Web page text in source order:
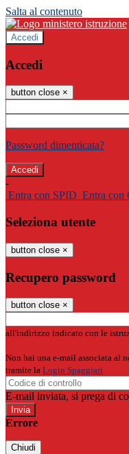
Salta al contenuto
Accedi
Accedi
button close ×
Password dimenticata?
-
Entra con SPID Entra con
Seleziona utente
button close ×
Recupero password
button close ×
all'indirizzo indicato con le
Non hai una e-mail associata al
tramite la Login Spaggiari
E-mail inviata, si prega di
Errore
Chiudi